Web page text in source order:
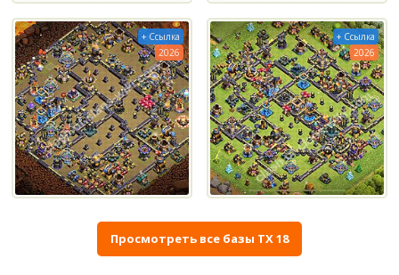
+ Ссылка
2026
+ Ссылка
2026
Просмотреть все базы ТХ 18